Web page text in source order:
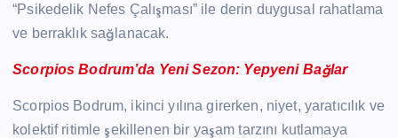
“Psikedelik Nefes Çalışması” ile derin duygusal rahatlama
ve berraklık sağlanacak.
Scorpios Bodrum’da Yeni Sezon: Yepyeni Bağlar
Scorpios Bodrum, ikinci yılına girerken, niyet, yaratıcılık ve
kolektif ritimle şekillenen bir yaşam tarzını kutlamaya